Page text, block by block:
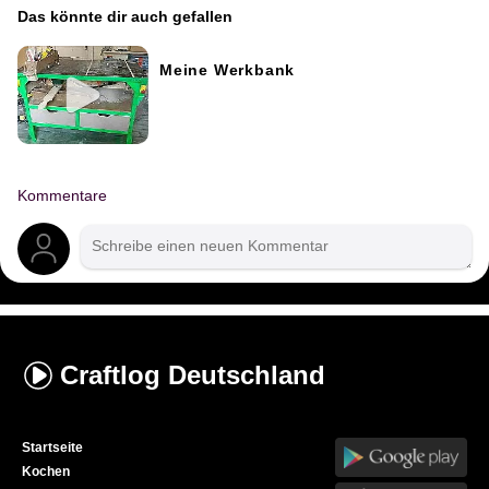
Das könnte dir auch gefallen
Meine Werkbank
Kommentare
Craftlog Deutschland
Startseite
Kochen